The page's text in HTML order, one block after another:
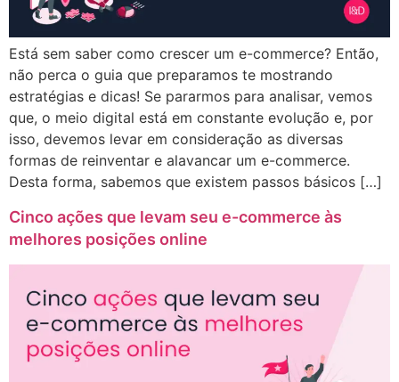
Está sem saber como crescer um e-commerce? Então,
não perca o guia que preparamos te mostrando
estratégias e dicas! Se pararmos para analisar, vemos
que, o meio digital está em constante evolução e, por
isso, devemos levar em consideração as diversas
formas de reinventar e alavancar um e-commerce.
Desta forma, sabemos que existem passos básicos […]
Cinco ações que levam seu e-commerce às
melhores posições online